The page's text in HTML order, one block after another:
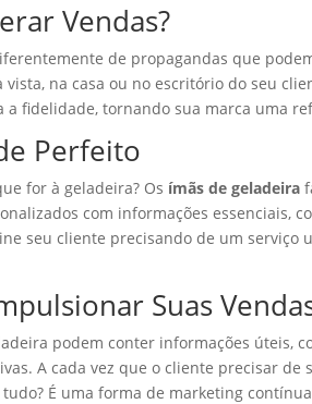
Vendas?
de propagandas que
vista, na casa ou no escritório do seu
fidelidade, tornando sua marca uma
Perfeito
for à geladeira? Os ímãs de geladeira
com informações essenciais,
seu cliente precisando de um serviço
Suas
podem conter informações úteis,
A cada vez que o cliente precisar de
É uma forma de marketing